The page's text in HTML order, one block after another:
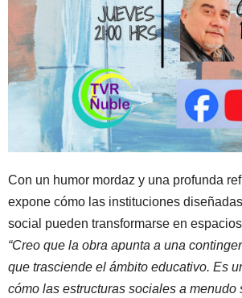
Con un humor mordaz y una profunda
expone cómo las instituciones
social pueden transformarse en
“Creo que la obra apunta a una
que trasciende el ámbito educativo. Es
cómo las estructuras sociales a menudo